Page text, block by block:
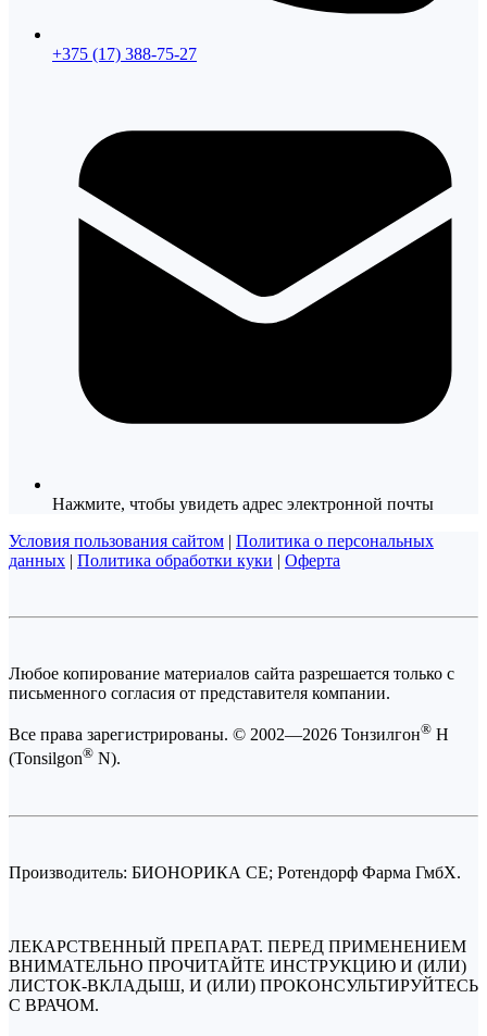
+375 (17) 388-75-27
Нажмите, чтобы увидеть адрес электронной почты
Условия пользования сайтом | Политика о персональных
данных | Политика обработки куки | Оферта
Любое копирование материалов сайта разрешается только с
письменного согласия от представителя компании.
Все права зарегистрированы. © 2002—2026 Тонзилгон® Н
(Tonsilgon® N).
Производитель: БИОНОРИКА СЕ; Ротендорф Фарма ГмбХ.
ЛЕКАРСТВЕННЫЙ ПРЕПАРАТ. ПЕРЕД ПРИМЕНЕНИЕМ
ВНИМАТЕЛЬНО ПРОЧИТАЙТЕ ИНСТРУКЦИЮ И (ИЛИ)
ЛИСТОК-ВКЛАДЫШ, И (ИЛИ) ПРОКОНСУЛЬТИРУЙТЕСЬ
С ВРАЧОМ.